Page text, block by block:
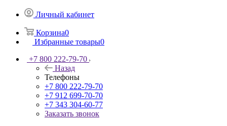
Личный кабинет
Корзина0
Избранные товары0
+7 800 222-79-70
Назад
Телефоны
+7 800 222-79-70
+7 912 699-70-70
+7 343 304-60-77
Заказать звонок